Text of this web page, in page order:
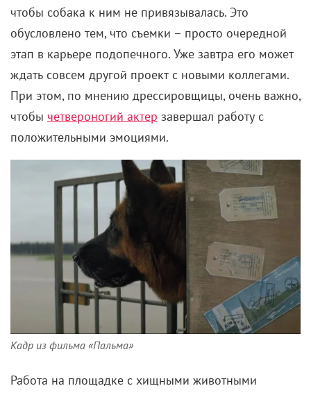
чтобы собака к ним не привязывалась. Это
обусловлено тем, что съемки – просто очередной
этап в карьере подопечного. Уже завтра его может
ждать совсем другой проект с новыми коллегами.
При этом, по мнению дрессировщицы, очень важно,
чтобы четвероногий актер завершал работу с
положительными эмоциями.
Кадр из фильма «Пальма»
Работа на площадке с хищными животными